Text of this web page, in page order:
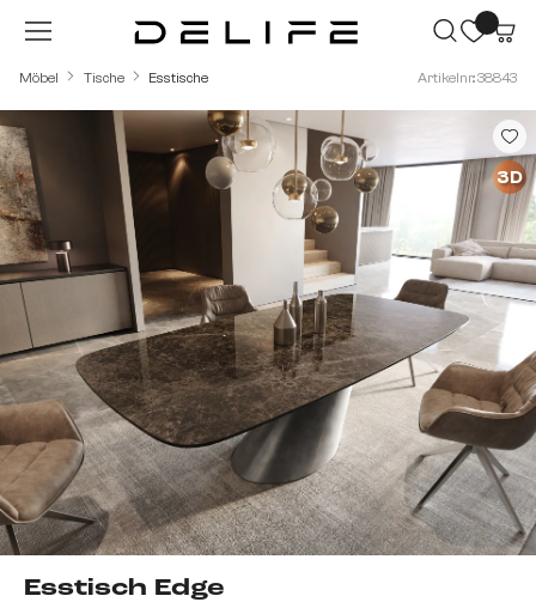
Zum Hauptinhalt springen
Möbel Tische Esstische Artikelnr.: 38843
Esstisch Edge
Bildergalerie überspringen
3D